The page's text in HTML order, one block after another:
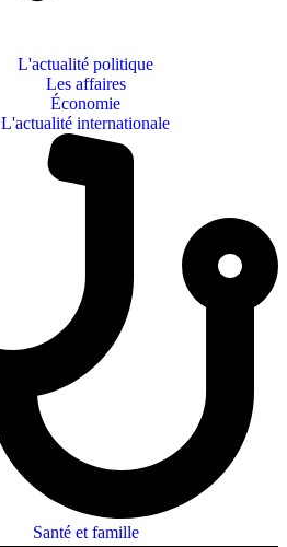
L'actualité politique
Les affaires
Économie
L'actualité internationale
Santé et famille